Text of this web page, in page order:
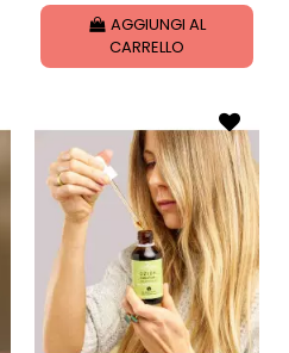
AGGIUNGI AL
CARRELLO